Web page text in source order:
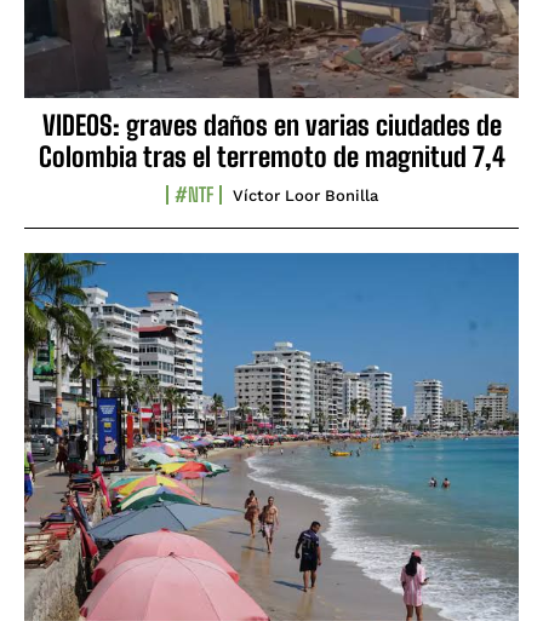
VIDEOS: graves daños en varias ciudades de
Colombia tras el terremoto de magnitud 7,4
#NTF Víctor Loor Bonilla